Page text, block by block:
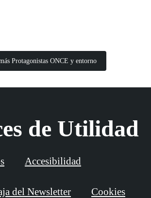
Protagonistas ONCE y entorno
de Utilidad
Accesibilidad
del Newsletter Cookies